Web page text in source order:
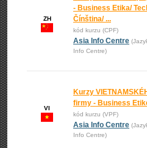
ZH
- Business Etika/
Čínština/ ...
kód kurzu (CPF)
Asia Info Centre
Info Centre)
VI
Kurzy
firmy - Business
kód kurzu (VPF)
Asia Info Centre
Info Centre)